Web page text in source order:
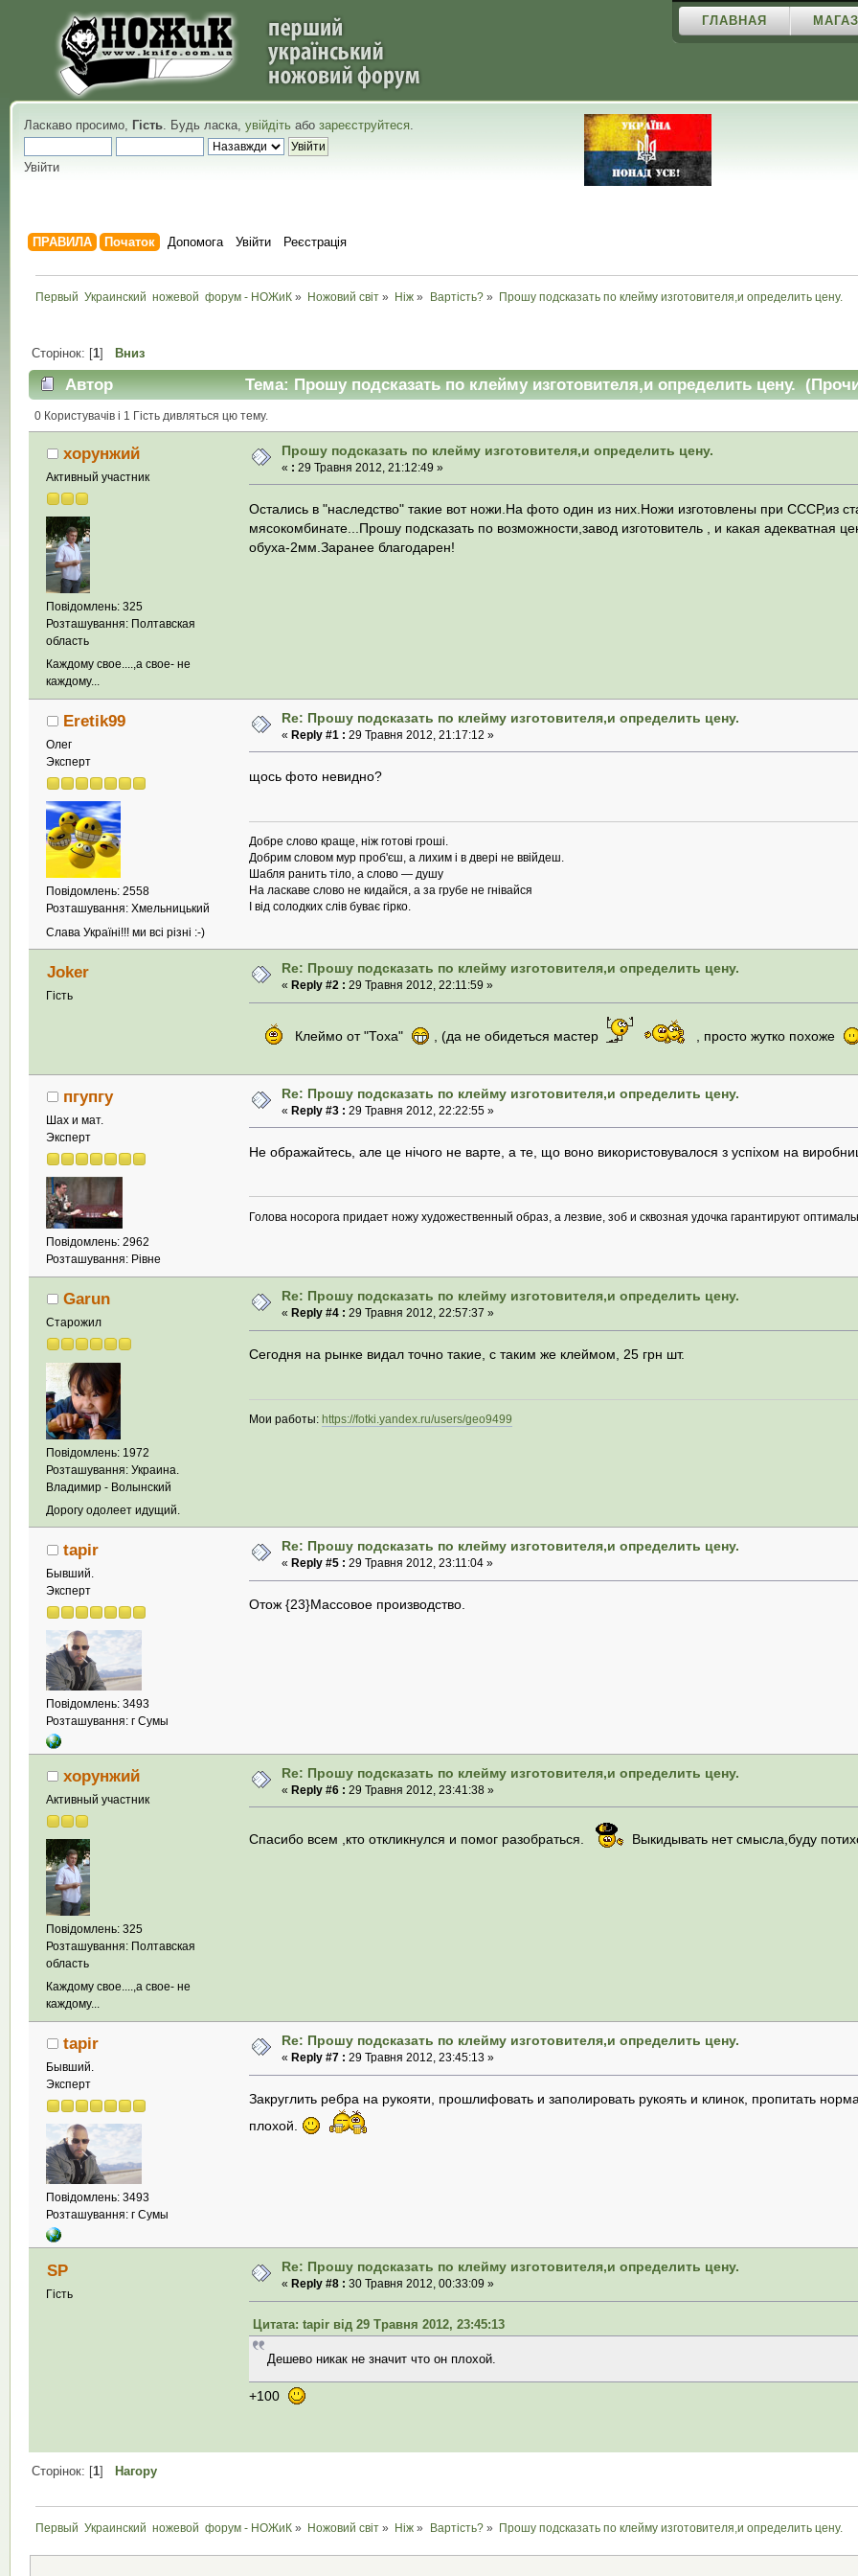
ГЛАВНАЯ
Ласкаво просимо, Гість. Будь ласка, увійдіть або зареєструйтеся.
Увійти
ПРАВИЛА Початок Допомога Увійти Реєстрація
Первый  Украинский  ножевой  форум - НОЖиК » Ножовий світ » Ніж » Вартість?» Прошу подсказать по клейму изготовителя,и определить цену.
Сторінок: [1] Вниз
Автор Тема: Прошу подсказать по клейму изготовителя,и определить цену.
0 Користувачів і 1 Гість дивляться цю тему.
хорунжий
Активный участник
Повідомлень: 325
Розташування: Полтавская
область
Каждому свое....,а свое- не
каждому...
Прошу подсказать по клейму изготовителя,и определить цену.
« : 29 Травня 2012, 21:12:49 »
Остались в "наследство" такие вот ножи.На фото один из них.Ножи изготовлены при СССР,из
мясокомбинате...Прошу подсказать по возможности,завод изготовитель , и какая адекватная
обуха-2мм.Заранее благодарен!
Eretik99
Олег
Эксперт
Повідомлень: 2558
Розташування: Хмельницький
Слава Україні!!! ми всі різні :-)
Re: Прошу подсказать по клейму изготовителя,и определить цену.
« Reply #1 : 29 Травня 2012, 21:17:12 »
щось фото невидно?
Добре слово краще, ніж готові гроші.
Добрим словом мур проб'єш, а лихим і в двері не ввійдеш.
Шабля ранить тіло, а слово — душу
На ласкаве слово не кидайся, а за грубе не гнівайся
І від солодких слів буває гірко.
Joker
Гість
Re: Прошу подсказать по клейму изготовителя,и определить цену.
« Reply #2 : 29 Травня 2012, 22:11:59 »
Клеймо от "Тоха" , (да не обидеться мастер , просто жутко похоже
пгупгу
Шах и мат.
Эксперт
Повідомлень: 2962
Розташування: Рівне
Re: Прошу подсказать по клейму изготовителя,и определить цену.
« Reply #3 : 29 Травня 2012, 22:22:55 »
Не ображайтесь, але це нічого не варте, а те, що воно використовувалося з успіхом на
Голова носорога придает ножу художественный образ, а лезвие, зоб и сквозная удочка гарантируют
Garun
Старожил
Повідомлень: 1972
Розташування: Украина.
Владимир - Волынский
Дорогу одолеет идущий.
Re: Прошу подсказать по клейму изготовителя,и определить цену.
« Reply #4 : 29 Травня 2012, 22:57:37 »
Сегодня на рынке видал точно такие, с таким же клеймом, 25 грн шт.
Мои работы:https://fotki.yandex.ru/users/geo9499
tapir
Бывший.
Эксперт
Повідомлень: 3493
Розташування: г Сумы
Re: Прошу подсказать по клейму изготовителя,и определить цену.
« Reply #5 : 29 Травня 2012, 23:11:04 »
Отож {23}Массовое производство.
хорунжий
Активный участник
Повідомлень: 325
Розташування: Полтавская
область
Каждому свое....,а свое- не
каждому...
Re: Прошу подсказать по клейму изготовителя,и определить цену.
« Reply #6 : 29 Травня 2012, 23:41:38 »
Спасибо всем ,кто откликнулся и помог разобраться. Выкидывать нет смысла,буду
tapir
Бывший.
Эксперт
Повідомлень: 3493
Розташування: г Сумы
Re: Прошу подсказать по клейму изготовителя,и определить цену.
« Reply #7 : 29 Травня 2012, 23:45:13 »
Закруглить ребра на рукояти, прошлифовать и заполировать рукоять и клинок, пропитать
плохой.
SP
Гість
Re: Прошу подсказать по клейму изготовителя,и определить цену.
« Reply #8 : 30 Травня 2012, 00:33:09 »
Цитата: tapir від 29 Травня 2012, 23:45:13
Дешево никак не значит что он плохой.
+100
Сторінок: [1] Нагору
Первый  Украинский  ножевой  форум - НОЖиК » Ножовий світ » Ніж » Вартість?» Прошу подсказать по клейму изготовителя,и определить цену.